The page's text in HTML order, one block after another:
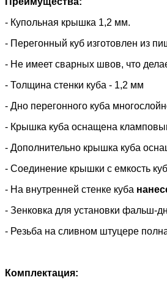
- Купольная крышка 1,2 мм.
- Перегонный куб изготовлен из
- Не имеет сварных швов, что
- Толщина стенки куба - 1,2 мм
- Дно перегонного куба
- Крышка куба оснащена
- Дополнительно крышка куба
- Соединение крышки с емкость
- На внутренней стенке куба
- Зенковка для установки фальш-
- Резьба на сливном штуцере
Комплектация: